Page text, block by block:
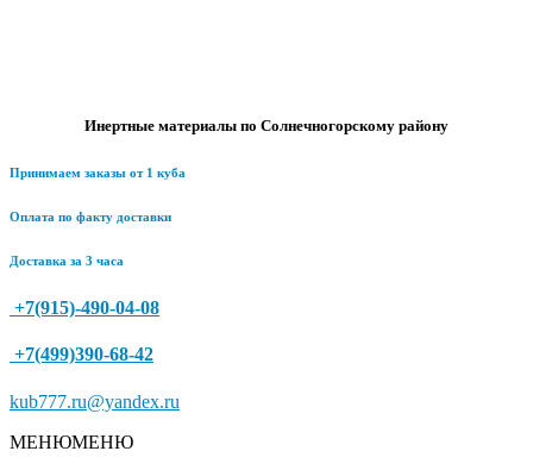
Инертные материалы по Солнечногорскому району
Принимаем заказы от 1 куба
Оплата по факту доставки
Доставка за 3 часа
+7(915)-490-04-08
+7(499)390-68-42
kub777.ru@yandex.ru
МЕНЮМЕНЮ